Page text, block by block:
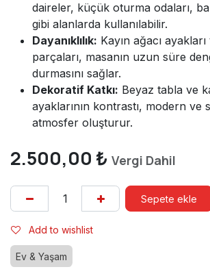
daireler, küçük oturma odaları,
gibi alanlarda kullanılabilir.
Dayanıklılık: Kayın ağacı
parçaları, masanın uzun süre
durmasını sağlar.
Dekoratif Katkı: Beyaz tabla ve
ayaklarının kontrastı, modern ve
atmosfer oluşturur.
2.500,00 ₺ Vergi Dahil
Sepete ekle
Add to wishlist
Ev & Yaşam